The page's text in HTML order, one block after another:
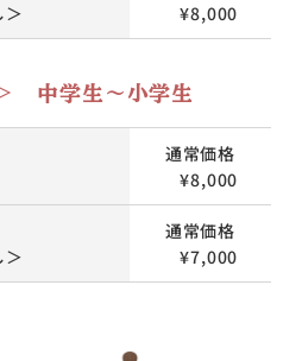
＞
¥8,000
中学生～小学生
通常価格
¥8,000
＞
通常価格
¥7,000